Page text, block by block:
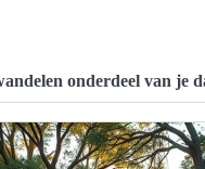
onderdeel van je